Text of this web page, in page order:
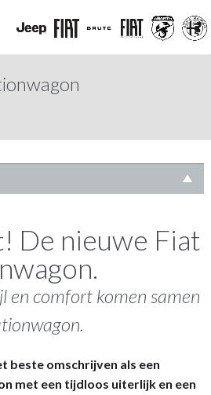
De nieuwe Fiat
en comfort komen samen
beste omschrijven als een
met een tijdloos uiterlijk en een